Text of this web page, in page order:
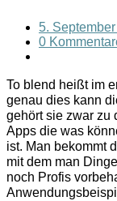
5.
0
To blend heißt im
genau dies kann
gehört sie zwar zu
Apps die was
ist. Man bekommt
mit dem man
noch Profis